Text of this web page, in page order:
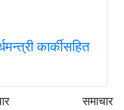
कार्कीसहित
समाचार